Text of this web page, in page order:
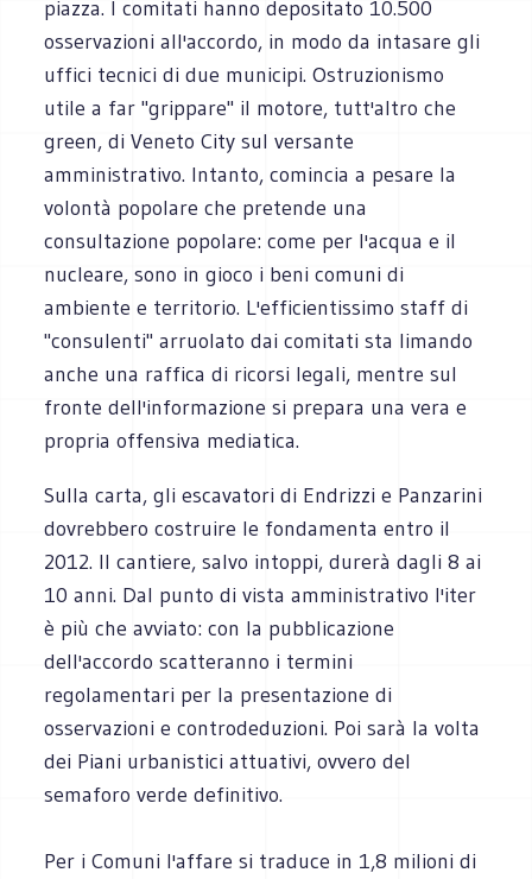
piazza. I comitati hanno depositato 10.500
osservazioni all'accordo, in modo da intasare gli
uffici tecnici di due municipi. Ostruzionismo
utile a far "grippare" il motore, tutt'altro che
green, di Veneto City sul versante
amministrativo. Intanto, comincia a pesare la
volontà popolare che pretende una
consultazione popolare: come per l'acqua e il
nucleare, sono in gioco i beni comuni di
ambiente e territorio. L'efficientissimo staff di
"consulenti" arruolato dai comitati sta limando
anche una raffica di ricorsi legali, mentre sul
fronte dell'informazione si prepara una vera e
propria offensiva mediatica.
Sulla carta, gli escavatori di Endrizzi e Panzarini
dovrebbero costruire le fondamenta entro il
2012. Il cantiere, salvo intoppi, durerà dagli 8 ai
10 anni. Dal punto di vista amministrativo l'iter
è più che avviato: con la pubblicazione
dell'accordo scatteranno i termini
regolamentari per la presentazione di
osservazioni e controdeduzioni. Poi sarà la volta
dei Piani urbanistici attuativi, ovvero del
semaforo verde definitivo.
Per i Comuni l'affare si traduce in 1,8 milioni di